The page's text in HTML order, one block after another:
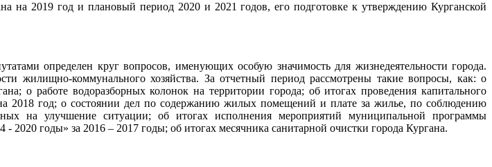
на 2019 год и плановый период 2020 и 2021 годов, его подготовке к утверждению Курганской
определен круг вопросов, именующих особую значимость для жизнедеятельности города.
жилищно-коммунального хозяйства. За отчетный период рассмотрены такие вопросы, как: о
о работе водоразборных колонок на территории города; об итогах проведения капитального
2018 год; о состоянии дел по содержанию жилых помещений и плате за жилье, по соблюдению
на улучшение ситуации; об итогах исполнения мероприятий муниципальной программы
годы» за 2016 – 2017 годы; об итогах месячника санитарной очистки города Кургана.